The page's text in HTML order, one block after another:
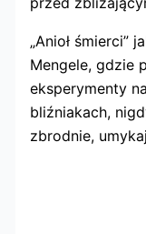
„Anioł śmierci”
Mengele, gdzie
eksperymenty
bliźniakach,
zbrodnie,